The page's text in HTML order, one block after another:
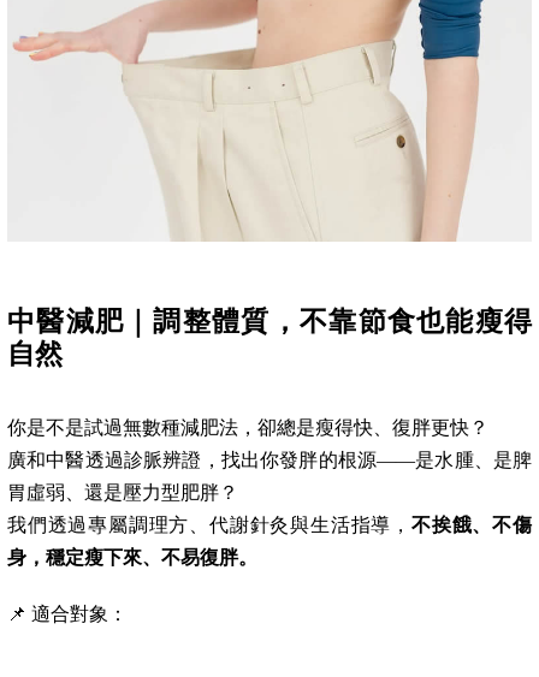
中醫減肥｜調整體質，不靠節食也能瘦得
自然
你是不是試過無數種減肥法，卻總是瘦得快、復胖更快？
廣和中醫透過診脈辨證，找出你發胖的根源——是水腫、是脾
胃虛弱、還是壓力型肥胖？
我們透過專屬調理方、代謝針灸與生活指導， 不挨餓、不傷
身，穩定瘦下來、不易復胖。
📌 適合對象：